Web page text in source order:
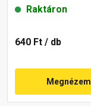
Raktáron
640 Ft / db
Megnézem